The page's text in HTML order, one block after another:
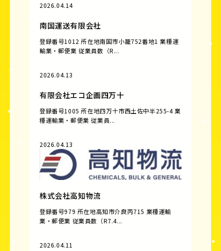
2026.04.14
南国運送有限会社
登録番号1012 所在地南国市小籠752番地1 業種運
輸業・郵便業 従業員数（R...
2026.04.13
有限会社エコ企画四万十
登録番号1005 所在地四万十市西土佐中半255-4 業
種運輸業・郵便業 従業員...
2026.04.13
株式会社高知物流
登録番号979 所在地高知市介良丙715 業種運輸
業・郵便業 従業員数（R7.4...
2026.04.11